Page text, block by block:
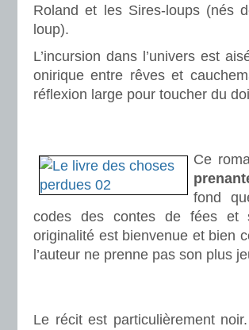
Roland et les Sires-loups (nés
loup).
L’incursion dans l’univers est
onirique entre rêves et
réflexion large pour toucher du
Ce
fond
codes des contes de fées et
originalité est bienvenue et bien
l’auteur ne prenne pas son plus
Le récit est particulièrement noir.